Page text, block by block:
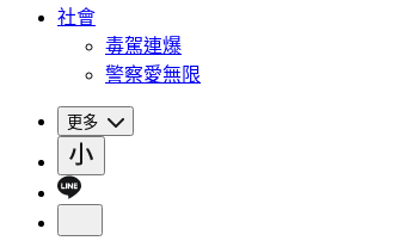
社會
毒駕連爆
警察愛無限
更多